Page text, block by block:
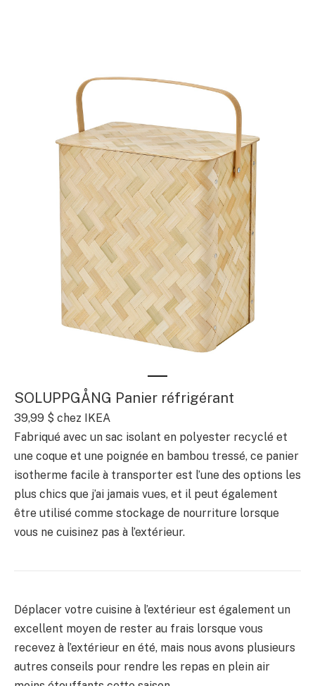
SOLUPPGÅNG Panier réfrigérant
39,99 $ chez IKEA
Fabriqué avec un sac isolant en polyester recyclé et
une coque et une poignée en bambou tressé, ce panier
isotherme facile à transporter est l’une des options les
plus chics que j’ai jamais vues, et il peut également
être utilisé comme stockage de nourriture lorsque
vous ne cuisinez pas à l’extérieur.
Déplacer votre cuisine à l’extérieur est également un
excellent moyen de rester au frais lorsque vous
recevez à l’extérieur en été, mais nous avons plusieurs
autres conseils pour rendre les repas en plein air